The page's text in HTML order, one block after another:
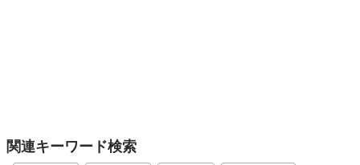
関連キーワード検索